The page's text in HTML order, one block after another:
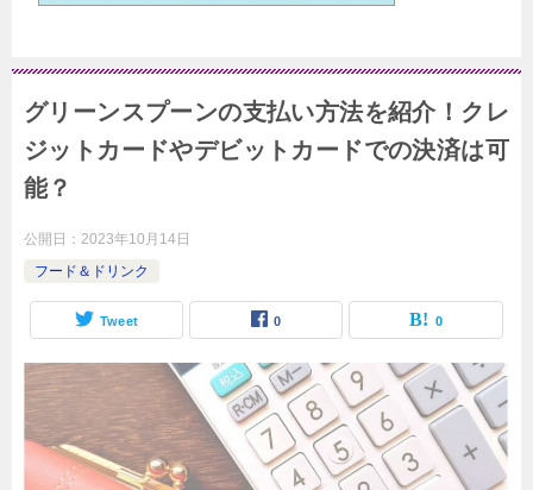
グリーンスプーンの支払い方法を紹介！クレ
ジットカードやデビットカードでの決済は可
能？
公開日： 2023年10月14日
フード＆ドリンク
Tweet 0 0